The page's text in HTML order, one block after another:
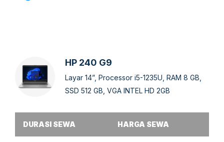
HP 240 G9
Layar 14”, Processor i5-1235U, RAM 8 GB,
SSD 512 GB, VGA INTEL HD 2GB
DURASI SEWA HARGA SEWA